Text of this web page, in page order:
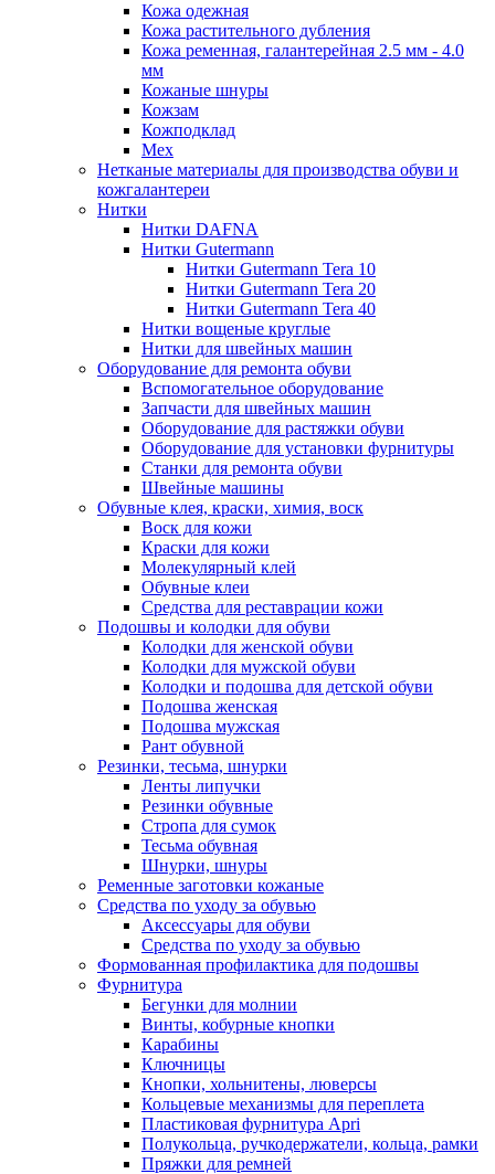
Кожа одежная
Кожа растительного дубления
Кожа ременная, галантерейная 2.5 мм - 4.0
мм
Кожаные шнуры
Кожзам
Кожподклад
Мех
Нетканые материалы для производства обуви и
кожгалантереи
Нитки
Нитки DAFNA
Нитки Gutermann
Нитки Gutermann Tera 10
Нитки Gutermann Tera 20
Нитки Gutermann Tera 40
Нитки вощеные круглые
Нитки для швейных машин
Оборудование для ремонта обуви
Вспомогательное оборудование
Запчасти для швейных машин
Оборудование для растяжки обуви
Оборудование для установки фурнитуры
Станки для ремонта обуви
Швейные машины
Обувные клея, краски, химия, воск
Воск для кожи
Краски для кожи
Молекулярный клей
Обувные клеи
Средства для реставрации кожи
Подошвы и колодки для обуви
Колодки для женской обуви
Колодки для мужской обуви
Колодки и подошва для детской обуви
Подошва женская
Подошва мужская
Рант обувной
Резинки, тесьма, шнурки
Ленты липучки
Резинки обувные
Стропа для сумок
Тесьма обувная
Шнурки, шнуры
Ременные заготовки кожаные
Средства по уходу за обувью
Аксессуары для обуви
Средства по уходу за обувью
Формованная профилактика для подошвы
Фурнитура
Бегунки для молнии
Винты, кобурные кнопки
Карабины
Ключницы
Кнопки, хольнитены, люверсы
Кольцевые механизмы для переплета
Пластиковая фурнитура Apri
Полукольца, ручкодержатели, кольца, рамки
Пряжки для ремней